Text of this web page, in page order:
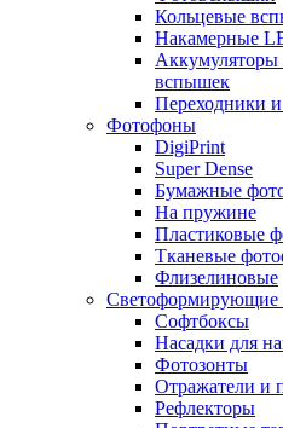
Кольцевые
Накамерные
Аккумуляторы
вспышек
Переходники
Фотофоны
DigiPrint
Super Dense
Бумажные
На пружине
Пластиковые
Тканевые
Флизелиновые
Светоформирующие
Софтбоксы
Насадки для
Фотозонты
Отражатели и
Рефлекторы